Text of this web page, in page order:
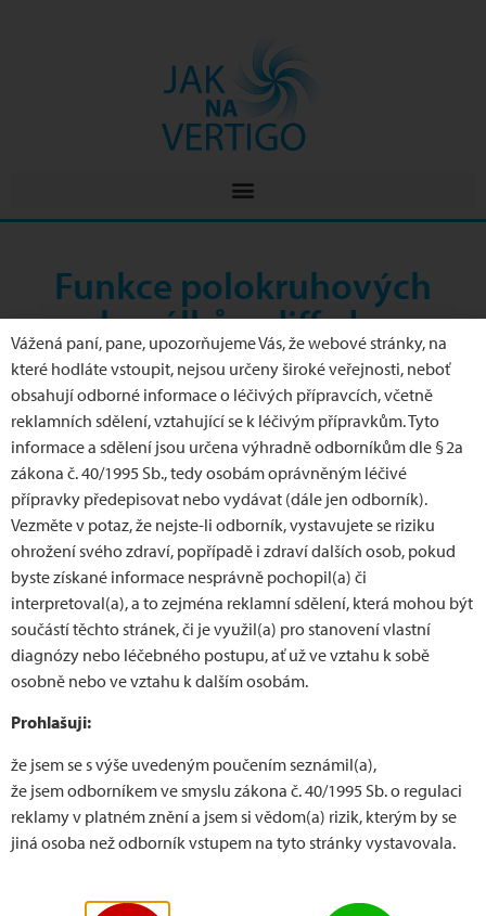
Funkce polokruhových
kanálků a diff. dg.
periferního a centrálního
vestibulárního syndromu
MUDr. Michaela Danková
Centrum pro závrativé stavy, FN Motol, Praha
Vestibulo-okulární reflex zajišťuje stabilizaci retinálního
obrazu při pohybu hlavou. Využívá k tomu informace
z polokruhových kanálků, které snímají úhlové zrychlení
při pohybu hlavy. Základním klinickým vyšetřením funkce
polokruhových kanálků a vestibulo-okulárního reflexu je
Head impulse test, který je zároveň i jedním
Vážená paní, pane, upozorňujeme Vás, že webové stránky, na
které hodláte vstoupit, nejsou určeny široké veřejnosti, neboť
obsahují odborné informace o léčivých přípravcích, včetně
reklamních sdělení, vztahující se k léčivým přípravkům. Tyto
informace a sdělení jsou určena výhradně odborníkům dle § 2a
zákona č. 40/1995 Sb., tedy osobám oprávněným léčivé
přípravky předepisovat nebo vydávat (dále jen odborník).
Vezměte v potaz, že nejste­‑li odborník, vystavujete se riziku
ohrožení svého zdraví, popřípadě i zdraví dalších osob, pokud
byste získané informace nesprávně pochopil(a) či
interpretoval(a), a to zejména reklamní sdělení, která mohou být
součástí těchto stránek, či je využil(a) pro stanovení vlastní
diagnózy nebo léčebného postupu, ať už ve vztahu k sobě
osobně nebo ve vztahu k dalším osobám.
Prohlašuji:
že jsem se s výše uvedeným poučením seznámil(a),
že jsem odborníkem ve smyslu zákona č. 40/1995 Sb. o regulaci
reklamy v platném znění a jsem si vědom(a) rizik, kterým by se
jiná osoba než odborník vstupem na tyto stránky vystavovala.